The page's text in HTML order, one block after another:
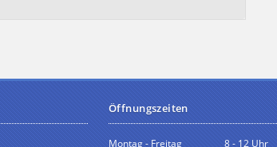
Öffnungszeiten
Montag - Freitag 8 - 12 Uhr